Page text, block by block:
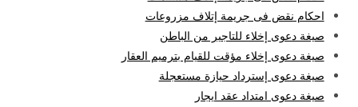
احكام نقض فى جريمة إتلاف مزروعات
صيغة دعوى إخلاء للتاجير من الباطن
صيغة دعوى إخلاء مؤقت للقيام بترميم العقار
صيغة دعوى إسترداد حيازة مستعجلة
صيغة دعوى امتداد عقد ايجار